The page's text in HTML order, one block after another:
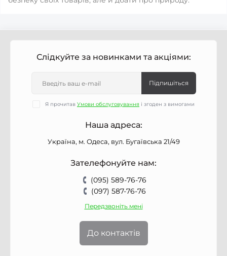
Слідкуйте за новинками та акціями:
Підпишіться
Я прочитав Умови обслуговування і згоден з вимогами
Наша адреса:
Україна, м. Одеса, вул. Бугаївська 21/49
Зателефонуйте нам:
(095) 589-76-76
(097) 587-76-76
Передзвоніть мені
До контактів